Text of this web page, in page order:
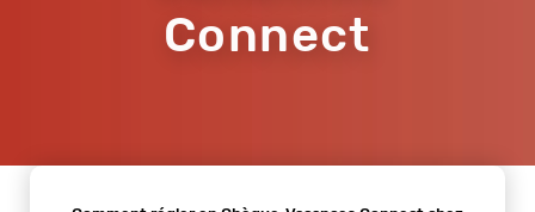
Connect